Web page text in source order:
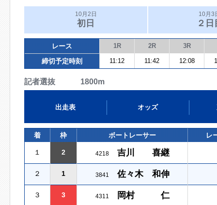
10月2日
初日
10月3
２日
レース 1R 2R 3R
締切予定時刻 11:12 11:42 12:08
記者選抜 1800m
出走表 オッズ
着 枠 ボートレーサー レ
１ 2 4218 吉川 喜継
２ 1 3841 佐々木 和伸
３ 3 4311 岡村 仁